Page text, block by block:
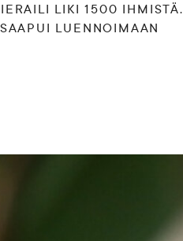
LIKI 1500 IHMISTÄ.
LUENNOIMAAN